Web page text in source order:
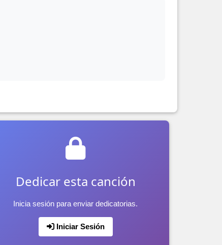
Dedicar esta canción
Inicia sesión para enviar dedicatorias.
Iniciar Sesión